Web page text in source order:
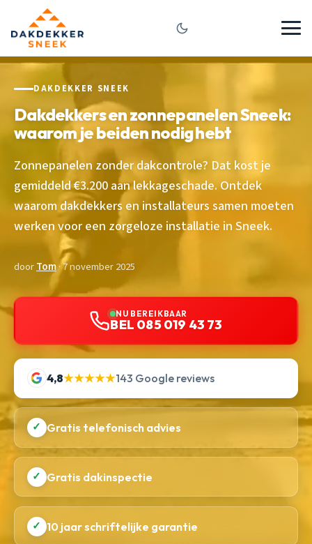
DAKDEKKER SNEEK
Dakdekkers en zonnepanelen Sneek:
waarom je beiden nodig hebt
Zonnepanelen zonder dakcontrole? Dat kost je
gemiddeld €3.200 aan lekkageschade. Ontdek
waarom dakdekkers en installateurs samen moeten
werken voor een zorgeloze installatie in Sneek.
doorTom· 7 november 2025
NU BEREIKBAAR
BEL 085 019 43 73
4,8★★★★★143 Google reviews
✓ Gratis telefonisch advies
✓ Gratis dakinspectie
✓ 10 jaar schriftelijke garantie